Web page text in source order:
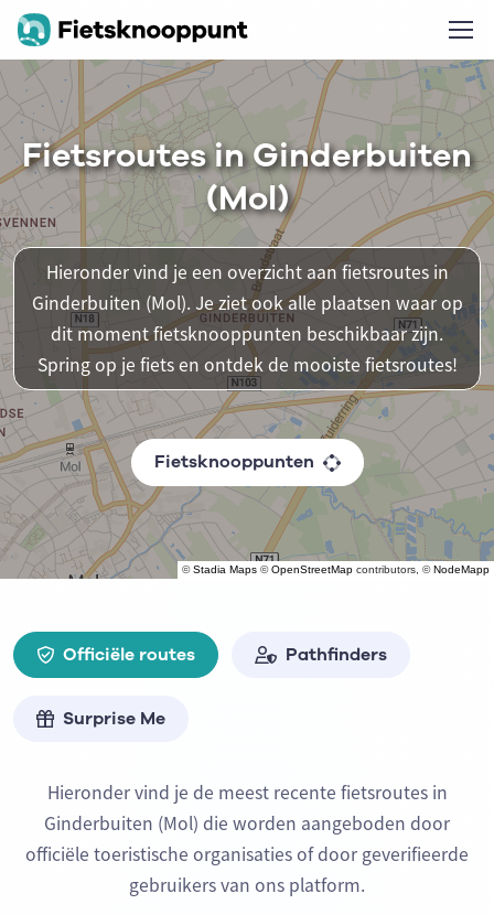
©Stadia Maps ©OpenStreetMap contributors, ©NodeMapp
Fietsroutes in Ginderbuiten
(Mol)
Hieronder vind je een overzicht aan fietsroutes in
Ginderbuiten (Mol). Je ziet ook alle plaatsen waar op
dit moment fietsknooppunten beschikbaar zijn.
Spring op je fiets en ontdek de mooiste fietsroutes!
Fietsknooppunten
Officiële routes Pathfinders
Surprise Me
Hieronder vind je de meest recente fietsroutes in
Ginderbuiten (Mol) die worden aangeboden door
officiële toeristische organisaties of door geverifieerde
gebruikers van ons platform.